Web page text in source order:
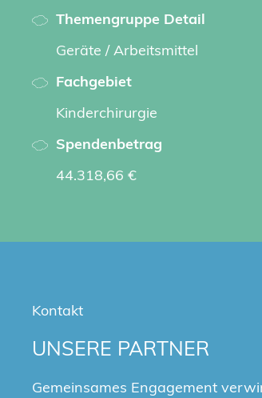
Themengruppe Detail
Geräte / Arbeitsmittel
Fachgebiet
Kinderchirurgie
Spendenbetrag
44.318,66 €
Kontakt
UNSERE PARTNER
Gemeinsames Engagement